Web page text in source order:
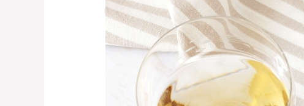
apéritifs
jambon-
gruyère